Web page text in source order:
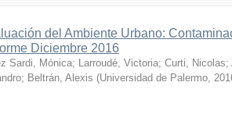
del Ambiente Urbano:
Diciembre 2016
Sardi, Mónica; Larroudé, Victoria; Curti, Nicolas;
; Beltrán, Alexis (Universidad de Palermo,